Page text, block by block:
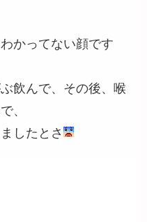
かってない顔です
飲んで、その後、喉
、
したとさ